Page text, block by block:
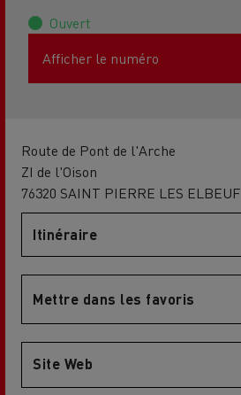
Ouvert
Afficher le numéro
Route de Pont de l'Arche
ZI de l'Oison
76320 SAINT PIERRE LES ELBEUF
Itinéraire
Mettre dans les favoris
Site Web